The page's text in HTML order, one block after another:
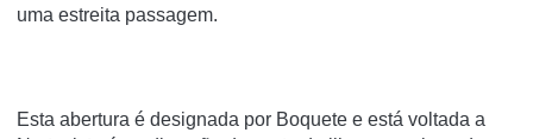
uma estreita passagem.
Esta abertura é designada por Boquete e está voltada a